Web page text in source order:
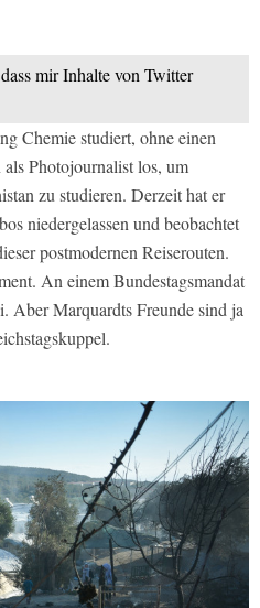
mir Inhalte von Twitter
Chemie studiert, ohne einen
Photojournalist los, um
zu studieren. Derzeit hat er
niedergelassen und beobachtet
postmodernen Reiserouten.
An einem Bundestagsmandat
Aber Marquardts Freunde sind ja